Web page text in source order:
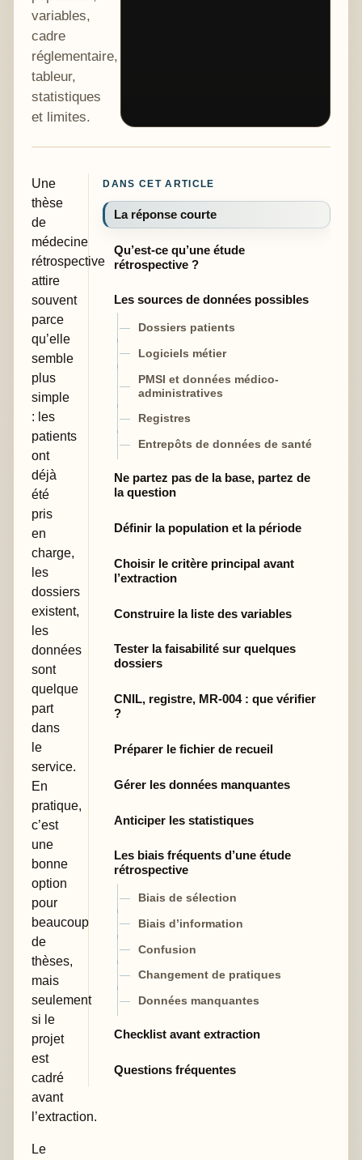
variables,
cadre
réglementaire,
tableur,
statistiques
et limites.
Une
thèse
de
médecine
rétrospective
attire
souvent
parce
qu’elle
semble
plus
simple
: les
patients
ont
déjà
été
pris
en
charge,
les
dossiers
existent,
les
données
sont
quelque
part
dans
le
service.
En
pratique,
c’est
une
bonne
option
pour
beaucoup
de
thèses,
mais
seulement
si le
projet
est
cadré
avant
l’extraction.
Le
DANS CET ARTICLE
La réponse courte
Qu’est-ce qu’une étude
rétrospective ?
Les sources de données possibles
Dossiers patients
Logiciels métier
PMSI et données médico-
administratives
Registres
Entrepôts de données de santé
Ne partez pas de la base, partez de
la question
Définir la population et la période
Choisir le critère principal avant
l’extraction
Construire la liste des variables
Tester la faisabilité sur quelques
dossiers
CNIL, registre, MR-004 : que vérifier
?
Préparer le fichier de recueil
Gérer les données manquantes
Anticiper les statistiques
Les biais fréquents d’une étude
rétrospective
Biais de sélection
Biais d’information
Confusion
Changement de pratiques
Données manquantes
Checklist avant extraction
Questions fréquentes